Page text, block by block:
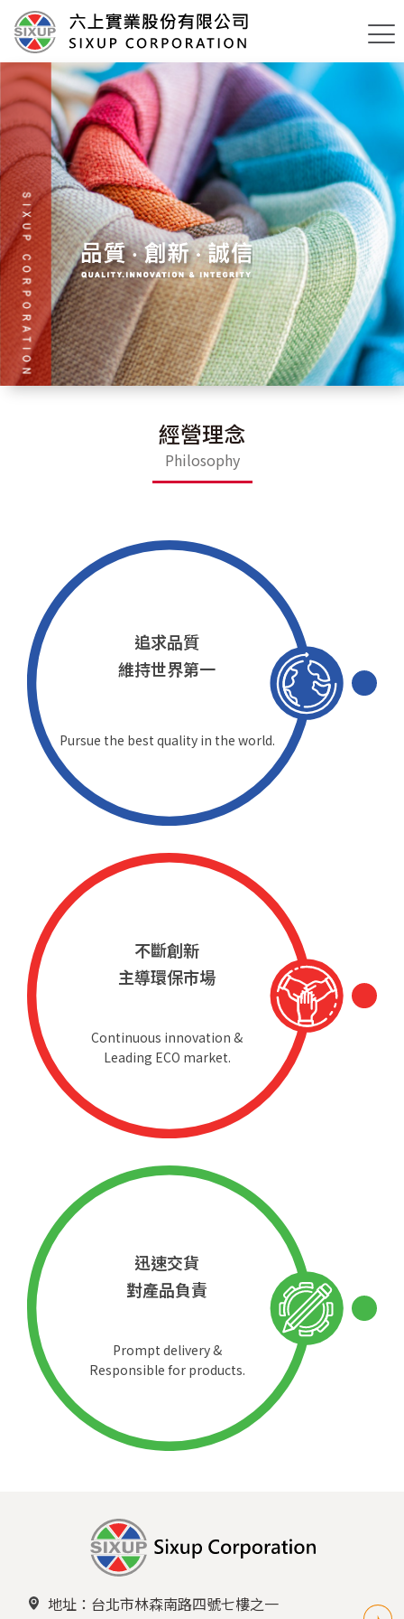
經營理念
Philosophy
追求品質
維持世界第一
Pursue the best quality in the world.
不斷創新
主導環保市場
Continuous innovation &
Leading ECO market.
迅速交貨
對產品負責
Prompt delivery &
Responsible for products.
地址：台北市林森南路四號七樓之一